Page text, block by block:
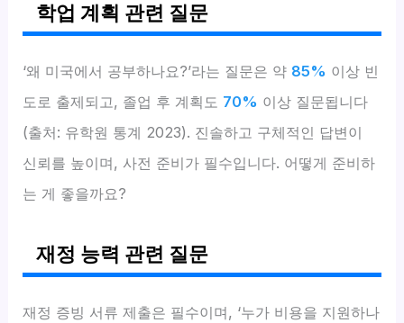
학업 계획 관련 질문
‘왜 미국에서 공부하나요?’라는 질문은 약 85% 이상 빈
도로 출제되고, 졸업 후 계획도 70% 이상 질문됩니다
(출처: 유학원 통계 2023). 진솔하고 구체적인 답변이
신뢰를 높이며, 사전 준비가 필수입니다. 어떻게 준비하
는 게 좋을까요?
재정 능력 관련 질문
재정 증빙 서류 제출은 필수이며, ‘누가 비용을 지원하나